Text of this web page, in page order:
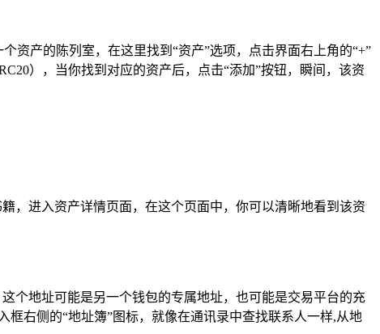
资产的陈列室，在这里找到“资产”选项，点击界面右上角的“+”
），当你找到对应的资产后，点击“添加”按钮，瞬间，该资
，进入资产详情页面，在这个页面中，你可以清晰地看到该资
个地址可能是另一个钱包的专属地址，也可能是交易平台的充
右侧的“地址簿”图标，就像在通讯录中查找联系人一样,从地